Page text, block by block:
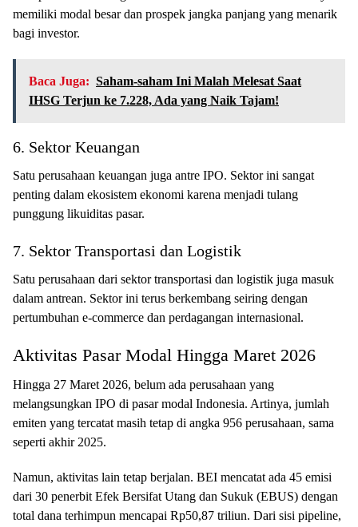
memiliki modal besar dan prospek jangka panjang yang menarik
bagi investor.
Baca Juga: Saham-saham Ini Malah Melesat Saat
IHSG Terjun ke 7.228, Ada yang Naik Tajam!
6. Sektor Keuangan
Satu perusahaan keuangan juga antre IPO. Sektor ini sangat
penting dalam ekosistem ekonomi karena menjadi tulang
punggung likuiditas pasar.
7. Sektor Transportasi dan Logistik
Satu perusahaan dari sektor transportasi dan logistik juga masuk
dalam antrean. Sektor ini terus berkembang seiring dengan
pertumbuhan e-commerce dan perdagangan internasional.
Aktivitas Pasar Modal Hingga Maret 2026
Hingga 27 Maret 2026, belum ada perusahaan yang
melangsungkan IPO di pasar modal Indonesia. Artinya, jumlah
emiten yang tercatat masih tetap di angka 956 perusahaan, sama
seperti akhir 2025.
Namun, aktivitas lain tetap berjalan. BEI mencatat ada 45 emisi
dari 30 penerbit Efek Bersifat Utang dan Sukuk (EBUS) dengan
total dana terhimpun mencapai Rp50,87 triliun. Dari sisi pipeline,